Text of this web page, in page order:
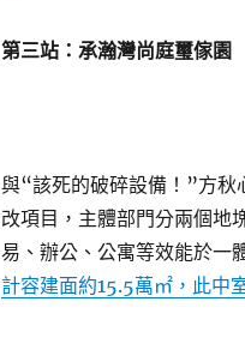
第三站：承瀚灣尚庭璽傢園
與“該死的破碎設備！”方秋
改項目，主體部門分兩個地
易、辦公、公寓等效能於一
計容建面約15.5萬㎡，此中